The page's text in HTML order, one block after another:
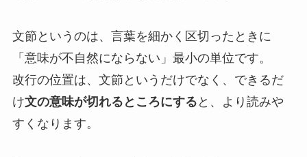
文節というのは、言葉を細かく区切ったときに
「意味が不自然にならない」最小の単位です。
改行の位置は、文節というだけでなく、できるだ
け文の意味が切れるところにする と、より読みや
すくなります。